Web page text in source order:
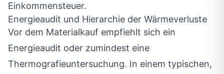
Einkommensteuer.
Energieaudit und Hierarchie der Wärmeverluste
Vor dem Materialkauf empfiehlt sich ein
Energieaudit oder zumindest eine
Thermografieuntersuchung. In einem typischen,